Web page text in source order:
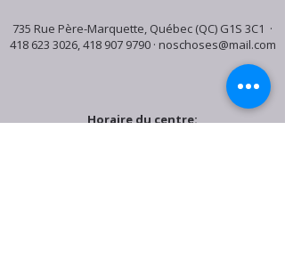
735 Rue Père-Marquette, Québec (QC) G1S 3C1 ·
418 623 3026,418 907 9790· noschoses@mail.com
Horaire du centre: